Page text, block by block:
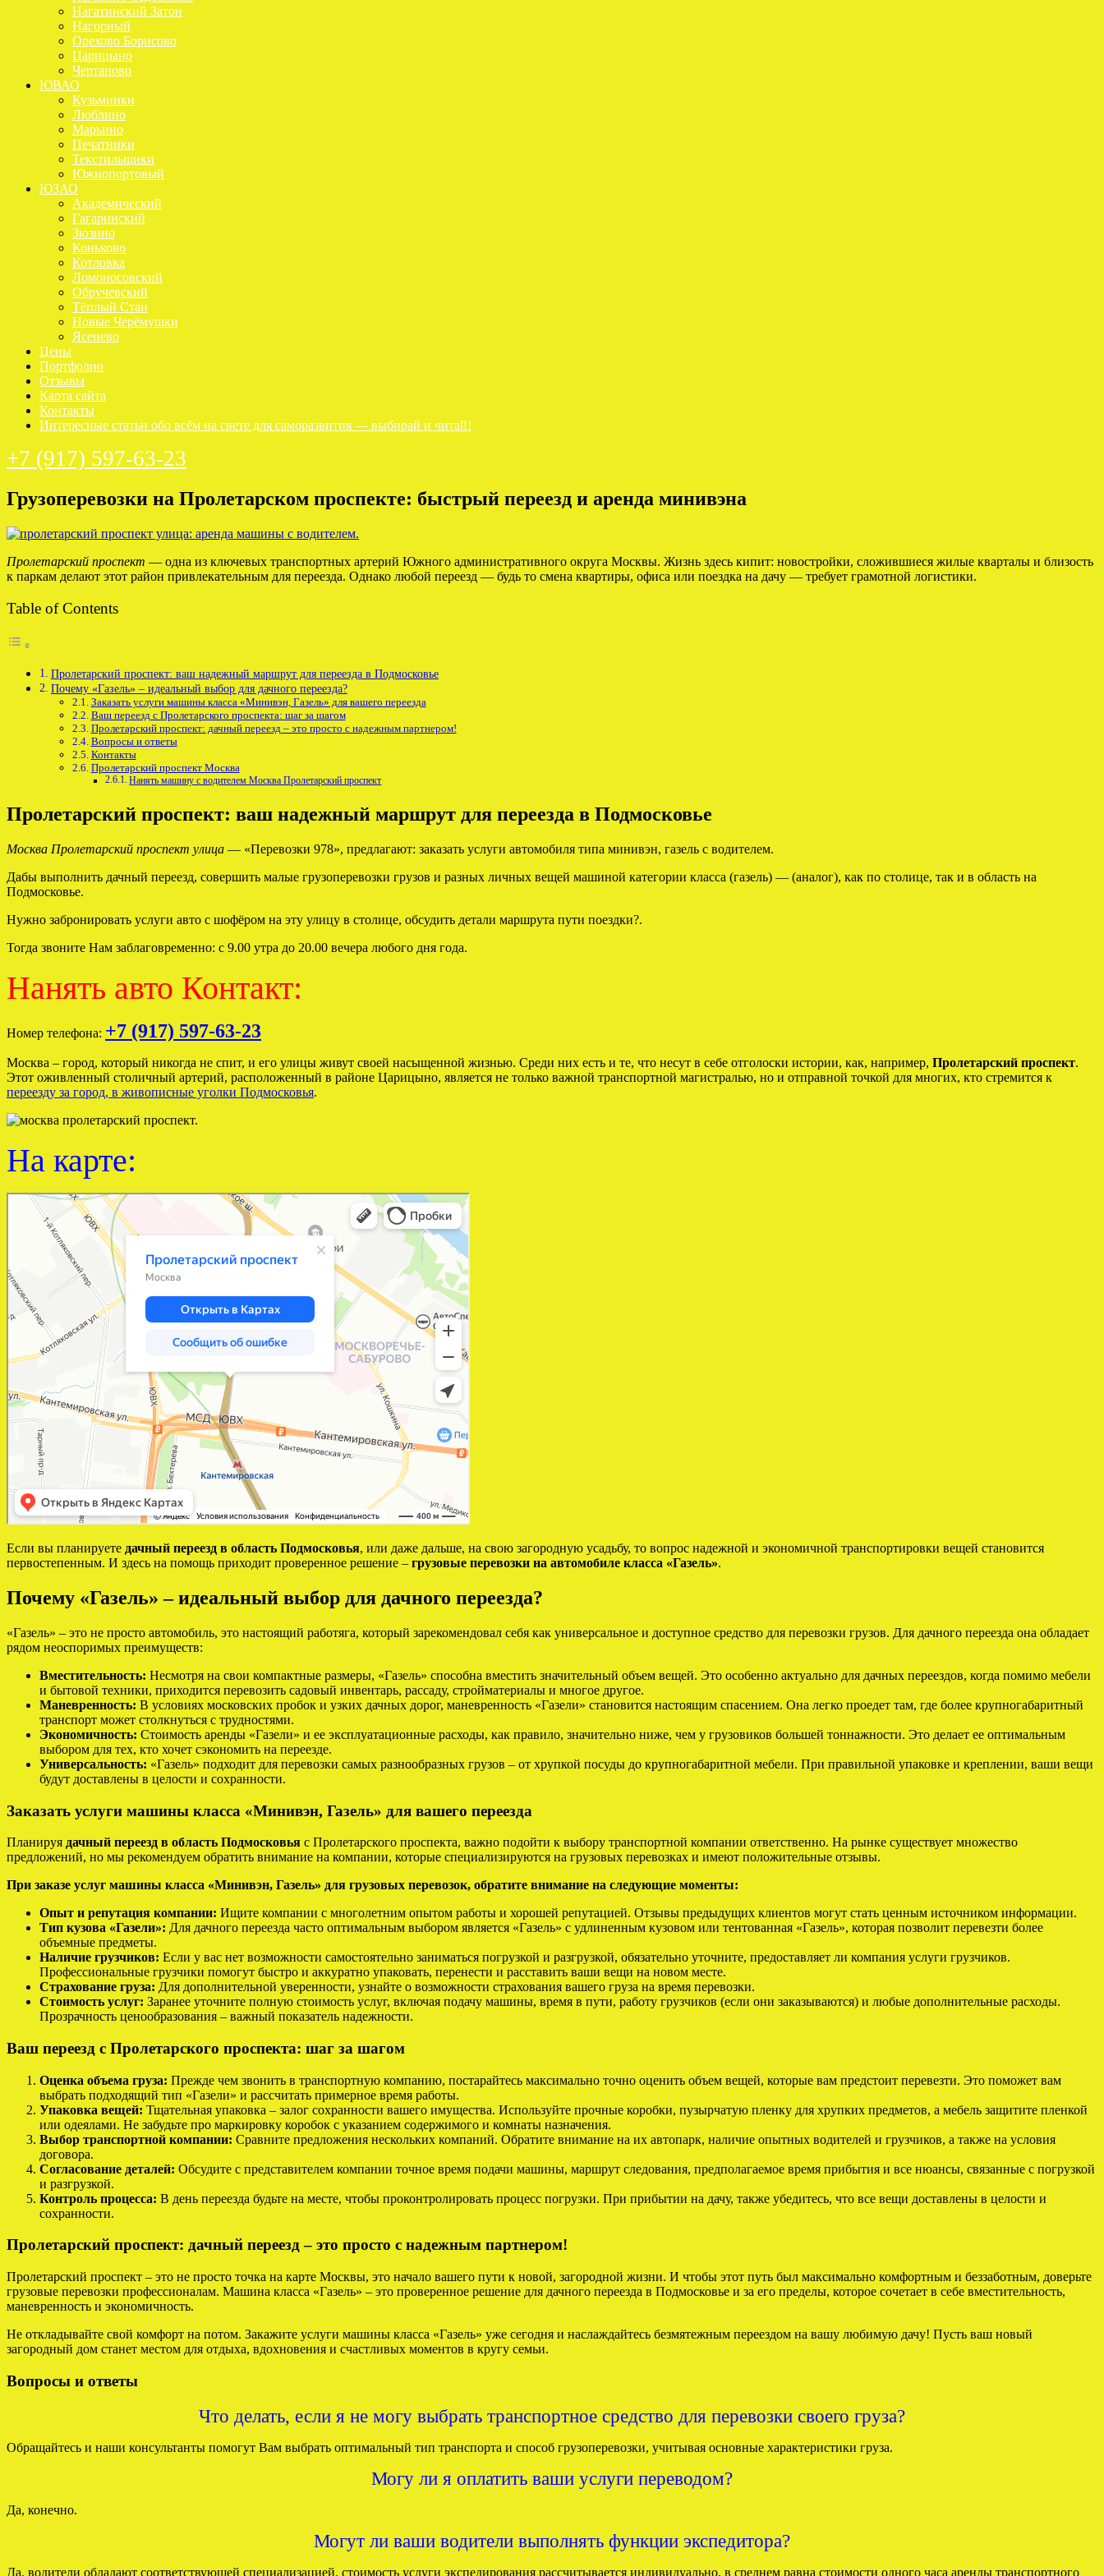
Нагатинский Затон
Нагорный
Орехово Борисово
Царицыно
Чертаново
ЮВАО
Кузьминки
Люблино
Марьино
Печатники
Текстильщики
Южнопортовый
ЮЗАО
Академический
Гагаринский
Зюзино
Коньково
Котловка
Ломоносовский
Обручевский
Тёплый Стан
Новые Черёмушки
Ясенево
Цены
Портфолио
Отзывы
Карта сайта
Контакты
Интересные статьи обо всём на свете для саморазвития — выбирай и читай!
+7 (917) 597-63-23
Грузоперевозки на Пролетарском проспекте: быстрый переезд и аренда минивэна
Пролетарский проспект — одна из ключевых транспортных артерий Южного административного округа Москвы. Жизнь здесь кипит: новостройки, сложившиеся жилые кварталы и близость
к паркам делают этот район привлекательным для переезда. Однако любой переезд — будь то смена квартиры, офиса или поездка на дачу — требует грамотной логистики.
Table of Contents
Пролетарский проспект: ваш надежный маршрут для переезда в Подмосковье
Почему «Газель» – идеальный выбор для дачного переезда?
Заказать услуги машины класса «Минивэн, Газель» для вашего переезда
Ваш переезд с Пролетарского проспекта: шаг за шагом
Пролетарский проспект: дачный переезд – это просто с надежным партнером!
Вопросы и ответы
Контакты
Пролетарский проспект Москва
Нанять машину с водителем Москва Пролетарский проспект
Пролетарский проспект: ваш надежный маршрут для переезда в Подмосковье
Москва Пролетарский проспект улица — «Перевозки 978», предлагают: заказать услуги автомобиля типа минивэн, газель с водителем.
Дабы выполнить дачный переезд, совершить малые грузоперевозки грузов и разных личных вещей машиной категории класса (газель) — (аналог), как по столице, так и в область на
Подмосковье.
Нужно забронировать услуги авто с шофёром на эту улицу в столице, обсудить детали маршрута пути поездки?.
Тогда звоните Нам заблаговременно: с 9.00 утра до 20.00 вечера любого дня года.
Нанять авто Контакт:
Номер телефона: +7 (917) 597-63-23
Москва – город, который никогда не спит, и его улицы живут своей насыщенной жизнью. Среди них есть и те, что несут в себе отголоски истории, как, например, Пролетарский проспект.
Этот оживленный столичный артерий, расположенный в районе Царицыно, является не только важной транспортной магистралью, но и отправной точкой для многих, кто стремится к
переезду за город, в живописные уголки Подмосковья.
На карте:
Москва
Пролетарский проспект — Яндекс Карты
Если вы планируете дачный переезд в область Подмосковья, или даже дальше, на свою загородную усадьбу, то вопрос надежной и экономичной транспортировки вещей становится
первостепенным. И здесь на помощь приходит проверенное решение – грузовые перевозки на автомобиле класса «Газель».
Почему «Газель» – идеальный выбор для дачного переезда?
«Газель» – это не просто автомобиль, это настоящий работяга, который зарекомендовал себя как универсальное и доступное средство для перевозки грузов. Для дачного переезда она обладает
рядом неоспоримых преимуществ:
Вместительность: Несмотря на свои компактные размеры, «Газель» способна вместить значительный объем вещей. Это особенно актуально для дачных переездов, когда помимо мебели
и бытовой техники, приходится перевозить садовый инвентарь, рассаду, стройматериалы и многое другое.
Маневренность: В условиях московских пробок и узких дачных дорог, маневренность «Газели» становится настоящим спасением. Она легко проедет там, где более крупногабаритный
транспорт может столкнуться с трудностями.
Экономичность: Стоимость аренды «Газели» и ее эксплуатационные расходы, как правило, значительно ниже, чем у грузовиков большей тоннажности. Это делает ее оптимальным
выбором для тех, кто хочет сэкономить на переезде.
Универсальность: «Газель» подходит для перевозки самых разнообразных грузов – от хрупкой посуды до крупногабаритной мебели. При правильной упаковке и креплении, ваши вещи
будут доставлены в целости и сохранности.
Заказать услуги машины класса «Минивэн, Газель» для вашего переезда
Планируя дачный переезд в область Подмосковья с Пролетарского проспекта, важно подойти к выбору транспортной компании ответственно. На рынке существует множество
предложений, но мы рекомендуем обратить внимание на компании, которые специализируются на грузовых перевозках и имеют положительные отзывы.
При заказе услуг машины класса «Минивэн, Газель» для грузовых перевозок, обратите внимание на следующие моменты:
Опыт и репутация компании: Ищите компании с многолетним опытом работы и хорошей репутацией. Отзывы предыдущих клиентов могут стать ценным источником информации.
Тип кузова «Газели»: Для дачного переезда часто оптимальным выбором является «Газель» с удлиненным кузовом или тентованная «Газель», которая позволит перевезти более
объемные предметы.
Наличие грузчиков: Если у вас нет возможности самостоятельно заниматься погрузкой и разгрузкой, обязательно уточните, предоставляет ли компания услуги грузчиков.
Профессиональные грузчики помогут быстро и аккуратно упаковать, перенести и расставить ваши вещи на новом месте.
Страхование груза: Для дополнительной уверенности, узнайте о возможности страхования вашего груза на время перевозки.
Стоимость услуг: Заранее уточните полную стоимость услуг, включая подачу машины, время в пути, работу грузчиков (если они заказываются) и любые дополнительные расходы.
Прозрачность ценообразования – важный показатель надежности.
Ваш переезд с Пролетарского проспекта: шаг за шагом
Оценка объема груза: Прежде чем звонить в транспортную компанию, постарайтесь максимально точно оценить объем вещей, которые вам предстоит перевезти. Это поможет вам
выбрать подходящий тип «Газели» и рассчитать примерное время работы.
Упаковка вещей: Тщательная упаковка – залог сохранности вашего имущества. Используйте прочные коробки, пузырчатую пленку для хрупких предметов, а мебель защитите пленкой
или одеялами. Не забудьте про маркировку коробок с указанием содержимого и комнаты назначения.
Выбор транспортной компании: Сравните предложения нескольких компаний. Обратите внимание на их автопарк, наличие опытных водителей и грузчиков, а также на условия
договора.
Согласование деталей: Обсудите с представителем компании точное время подачи машины, маршрут следования, предполагаемое время прибытия и все нюансы, связанные с погрузкой
и разгрузкой.
Контроль процесса: В день переезда будьте на месте, чтобы проконтролировать процесс погрузки. При прибытии на дачу, также убедитесь, что все вещи доставлены в целости и
сохранности.
Пролетарский проспект: дачный переезд – это просто с надежным партнером!
Пролетарский проспект – это не просто точка на карте Москвы, это начало вашего пути к новой, загородной жизни. И чтобы этот путь был максимально комфортным и беззаботным, доверьте
грузовые перевозки профессионалам. Машина класса «Газель» – это проверенное решение для дачного переезда в Подмосковье и за его пределы, которое сочетает в себе вместительность,
маневренность и экономичность.
Не откладывайте свой комфорт на потом. Закажите услуги машины класса «Газель» уже сегодня и наслаждайтесь безмятежным переездом на вашу любимую дачу! Пусть ваш новый
загородный дом станет местом для отдыха, вдохновения и счастливых моментов в кругу семьи.
Вопросы и ответы
Что делать, если я не могу выбрать транспортное средство для перевозки своего груза?
Обращайтесь и наши консультанты помогут Вам выбрать оптимальный тип транспорта и способ грузоперевозки, учитывая основные характеристики груза.
Могу ли я оплатить ваши услуги переводом?
Да, конечно.
Могут ли ваши водители выполнять функции экспедитора?
Да, водители обладают соответствующей специализацией, стоимость услуги экспедирования рассчитывается индивидуально, в среднем равна стоимости одного часа аренды транспортного